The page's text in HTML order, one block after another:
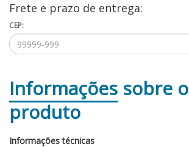
Frete e prazo de entrega:
CEP:
Informações sobre o
produto
Informações técnicas